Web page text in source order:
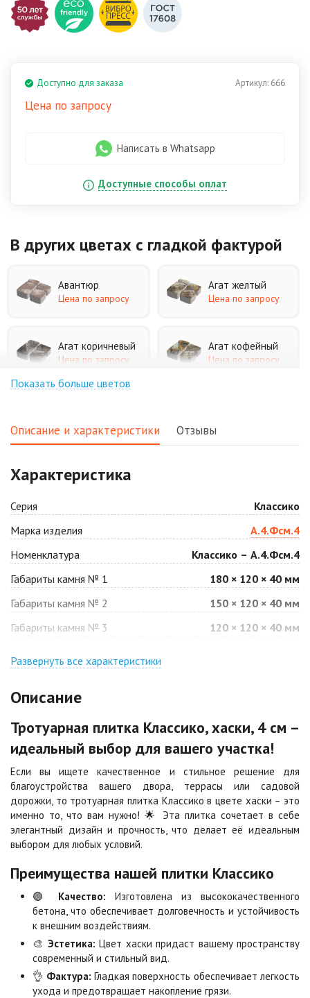
Артикул: 666
Доступно для заказа
Цена по запросу
Написать в Whatsapp
Доступные способы оплат
В других цветах с гладкой фактурой
Авантюр
Цена по запросу
Агат желтый
Цена по запросу
Агат коричневый
Цена по запросу
Агат кофейный
Цена по запросу
Цена по запросу
Антрацит
Цена по запросу
Арабская ночь
Цена по запросу
Барселона
Цена по запросу
Белая
Цена по запросу
Цена по запросу
Цена по запросу Цена по запросу
Каир
Цена по запросу
Кармен
Цена по запросу
Клинкер
Цена по запросу
Конго
Коричневая
Цена по запросу
Красная
Цена по запросу
Листопад
Цена по запросу
Показать больше цветов
Описание и характеристики Отзывы
Характеристика
Серия
Классико
Марка изделия
А.4.Фсм.4
Номенклатура
Классико – А.4.Фсм.4
Габариты камня № 1
180 × 120 × 40 мм
Габариты камня № 2
150 × 120 × 40 мм
Габариты камня № 3
120 × 120 × 40 мм
Развернуть все характеристики
Описание
Тротуарная плитка Классико, хаски, 4 см –
идеальный выбор для вашего участка!
Если вы ищете качественное и стильное решение для
благоустройства вашего двора, террасы или садовой
дорожки, то тротуарная плитка Классико в цвете хаски – это
именно то, что вам нужно! 🌟 Эта плитка сочетает в себе
элегантный дизайн и прочность, что делает её идеальным
выбором для любых условий.
Преимущества нашей плитки Классико
🟢 Качество: Изготовлена из высококачественного
бетона, что обеспечивает долговечность и устойчивость
к внешним воздействиям.
🎨 Эстетика: Цвет хаски придаст вашему пространству
современный и стильный вид.
👌 Фактура: Гладкая поверхность обеспечивает легкость
ухода и предотвращает накопление грязи.